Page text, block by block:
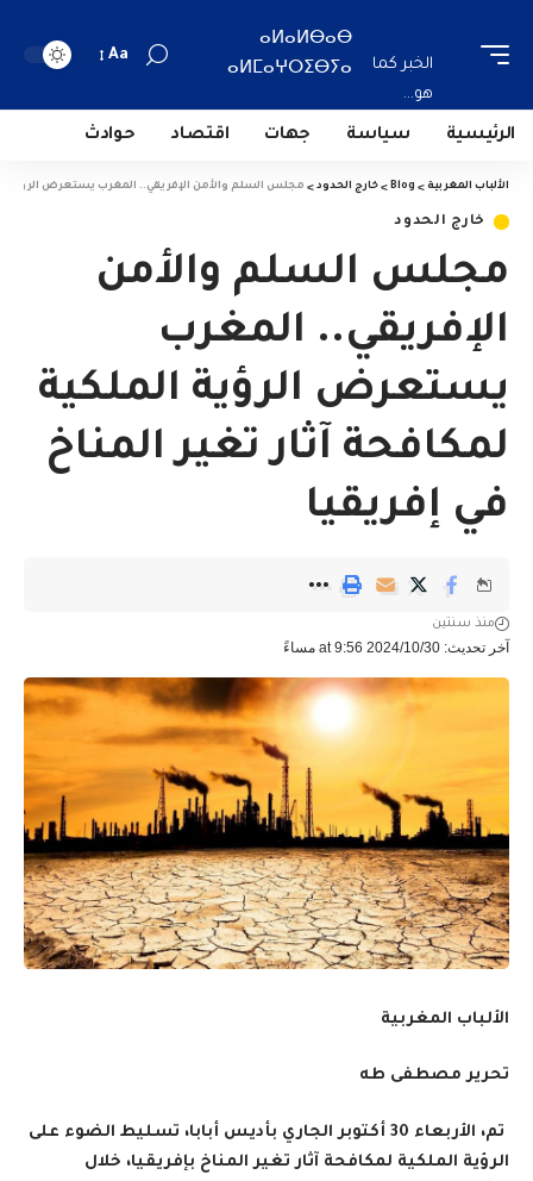
الخبر كما
هو...
ⴰⵍⴰⵍⴱⴰⴱ
ⴰⵍⵎⴰⵖⵔⵉⴱⵢⴰ
Aa
الرئيسية سياسة جهات اقتصاد حوادث
الألباب المغربية >
Blog
> خارج الحدود > مجلس السلم والأمن الإفريقي.. المغرب يستعرض الرؤية
خارج الحدود
مجلس السلم والأمن
الإفريقي.. المغرب
يستعرض الرؤية الملكية
لمكافحة آثار تغير المناخ
في إفريقيا
آخر تحديث: 2024/10/30 at 9:56 مساءً
منذ سنتين
الألباب المغربية
تحرير مصطفى طه
تم، الأربعاء 30 أكتوبر الجاري بأديس أبابا، تسليط الضوء على
الرؤية الملكية لمكافحة آثار تغير المناخ بإفريقيا، خلال